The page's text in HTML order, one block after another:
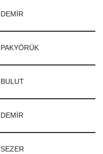
DEMİR
PAKYÖRÜK
BULUT
DEMİR
SEZER